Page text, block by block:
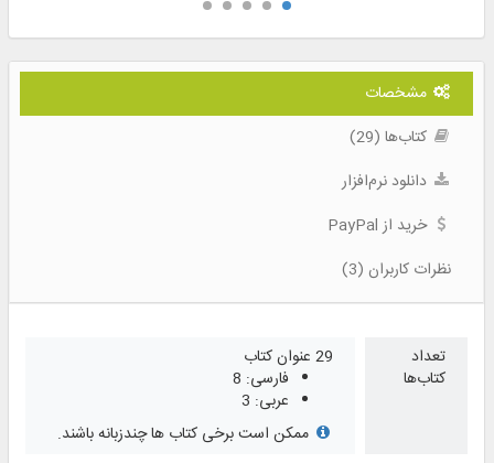
مشخصات
کتاب‌ها (29)
دانلود نرم‌افزار
خرید از PayPal
نظرات کاربران (3)
تعداد
کتاب‌ها
29 عنوان کتاب
فارسی: 8
عربی: 3
ممکن است برخی کتاب ها چندزبانه باشند.